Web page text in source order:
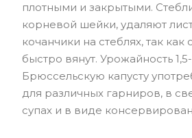
плотными и закрытыми.
корневой шейки, удаляют
кочанчики на стеблях, так
быстро вянут. Урожайность
Брюссельскую капусту
для различных гарниров, в
супах и в виде